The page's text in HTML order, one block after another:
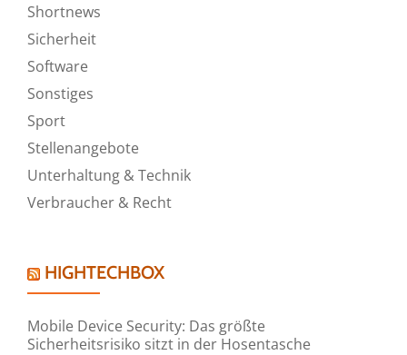
Shortnews
Sicherheit
Software
Sonstiges
Sport
Stellenangebote
Unterhaltung & Technik
Verbraucher & Recht
HIGHTECHBOX
Mobile Device Security: Das größte
Sicherheitsrisiko sitzt in der Hosentasche